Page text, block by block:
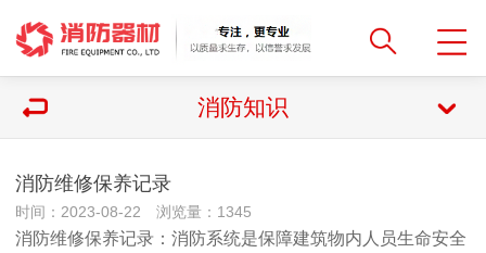
消防知识
消防维修保养记录
时间：2023-08-22 浏览量：1345
消防维修保养记录：消防系统是保障建筑物内人员生命安全